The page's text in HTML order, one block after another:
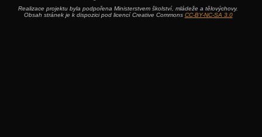
Realizace projektu byla podpořena Ministerstvem školství, mládeže a tělovýchovy.
Obsah stránek je k dispozici pod licencí Creative Commons CC-BY-NC-SA 3.0